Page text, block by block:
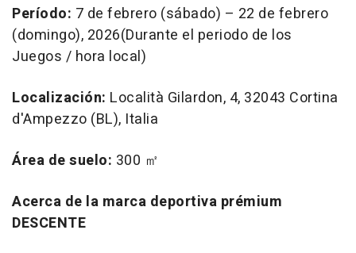
Período: 7 de febrero (sábado) – 22 de febrero
(domingo), 2026(Durante el periodo de los
Juegos / hora local)
Localización: Località Gilardon, 4, 32043 Cortina
d'Ampezzo (BL), Italia
Área de suelo: 300 ㎡
Acerca de la marca deportiva prémium
DESCENTE